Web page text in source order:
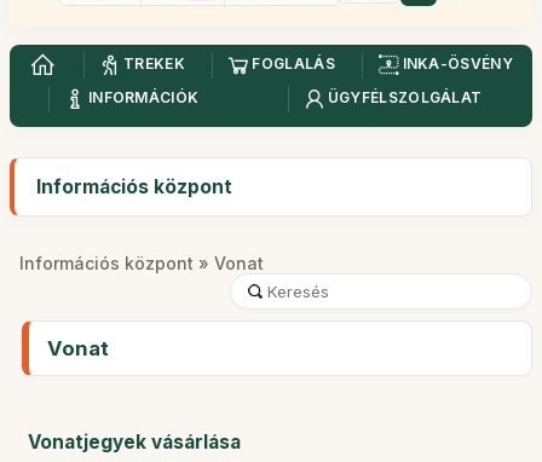
TREKEK FOGLALÁS
INKA-ÖSVÉNY
INFORMÁCIÓK
ÜGYFÉLSZOLGÁLAT
Információs központ
Információs központ » Vonat
Vonat
Vonatjegyek vásárlása